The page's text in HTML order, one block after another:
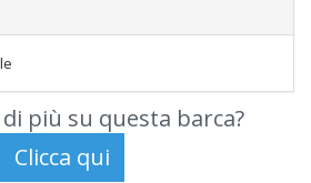
più su questa barca?